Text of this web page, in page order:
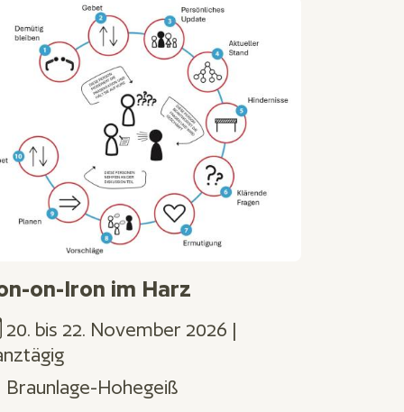
on-Iron im Harz
20. bis 22. November 2026 |
Braunlage-Hohegeiß